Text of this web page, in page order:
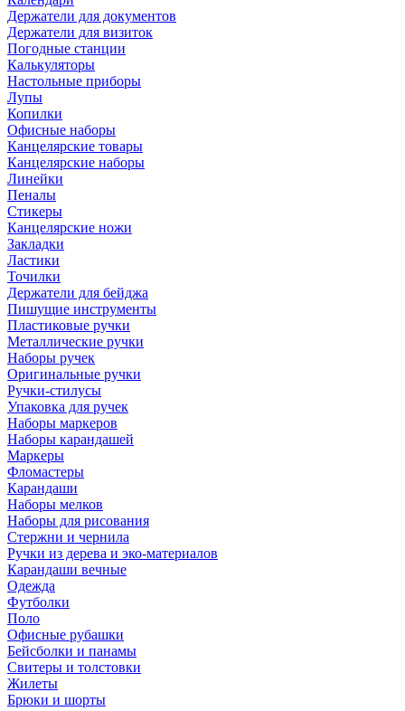
Держатели для документов
Держатели для визиток
Погодные станции
Калькуляторы
Настольные приборы
Лупы
Копилки
Офисные наборы
Канцелярские товары
Канцелярские наборы
Линейки
Пеналы
Стикеры
Канцелярские ножи
Закладки
Ластики
Точилки
Держатели для бейджа
Пишущие инструменты
Пластиковые ручки
Металлические ручки
Наборы ручек
Оригинальные ручки
Ручки-стилусы
Упаковка для ручек
Наборы маркеров
Наборы карандашей
Маркеры
Фломастеры
Карандаши
Наборы мелков
Наборы для рисования
Стержни и чернила
Ручки из дерева и эко-материалов
Карандаши вечные
Одежда
Футболки
Поло
Офисные рубашки
Бейсболки и панамы
Свитеры и толстовки
Жилеты
Брюки и шорты